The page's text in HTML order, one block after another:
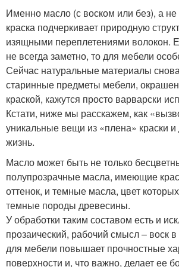
Именно масло (с воском или без), а
краска подчеркивает природную
изящными переплетениями волокон.
не всегда заметно, то для мебели
Сейчас натуральные материалы
старинные предметы мебели,
краской, кажутся просто варварски
Кстати, ниже мы расскажем, как
уникальные вещи из «плена» краски
жизнь.
Масло может быть не только
полупрозрачные масла, имеющие
оттенок, и темные масла, цвет
темные породы древесины.
У обработки таким составом есть и
прозаический, рабочий смысл – воск
для мебели повышает прочностные
поверхности и, что важно, делает ее